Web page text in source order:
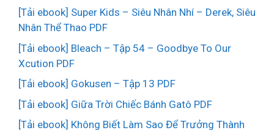
[Tải ebook] Super Kids – Siêu Nhân Nhí – Derek, Siêu
Nhân Thể Thao PDF
[Tải ebook] Bleach – Tập 54 – Goodbye To Our
Xcution PDF
[Tải ebook] Gokusen – Tập 13 PDF
[Tải ebook] Giữa Trời Chiếc Bánh Gatô PDF
[Tải ebook] Không Biết Làm Sao Để Trưởng Thành